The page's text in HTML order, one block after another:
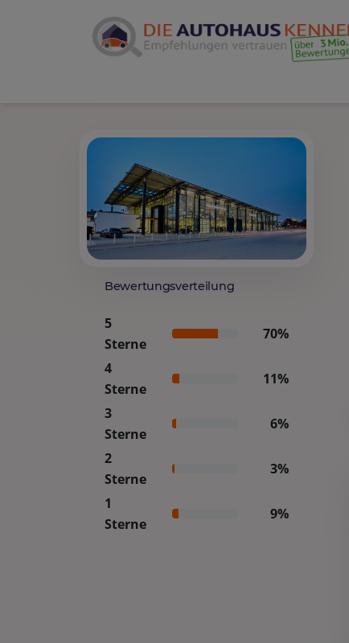
Bewertungsverteilung
5
Sterne
70%
4
Sterne
11%
3
Sterne
6%
2
Sterne
3%
1
Sterne
9%